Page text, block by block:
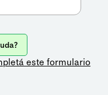
este formulario